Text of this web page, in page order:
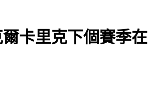
卡里克下個賽季在